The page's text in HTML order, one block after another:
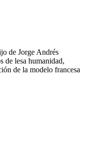
de Jorge Andrés
de lesa humanidad,
de la modelo francesa